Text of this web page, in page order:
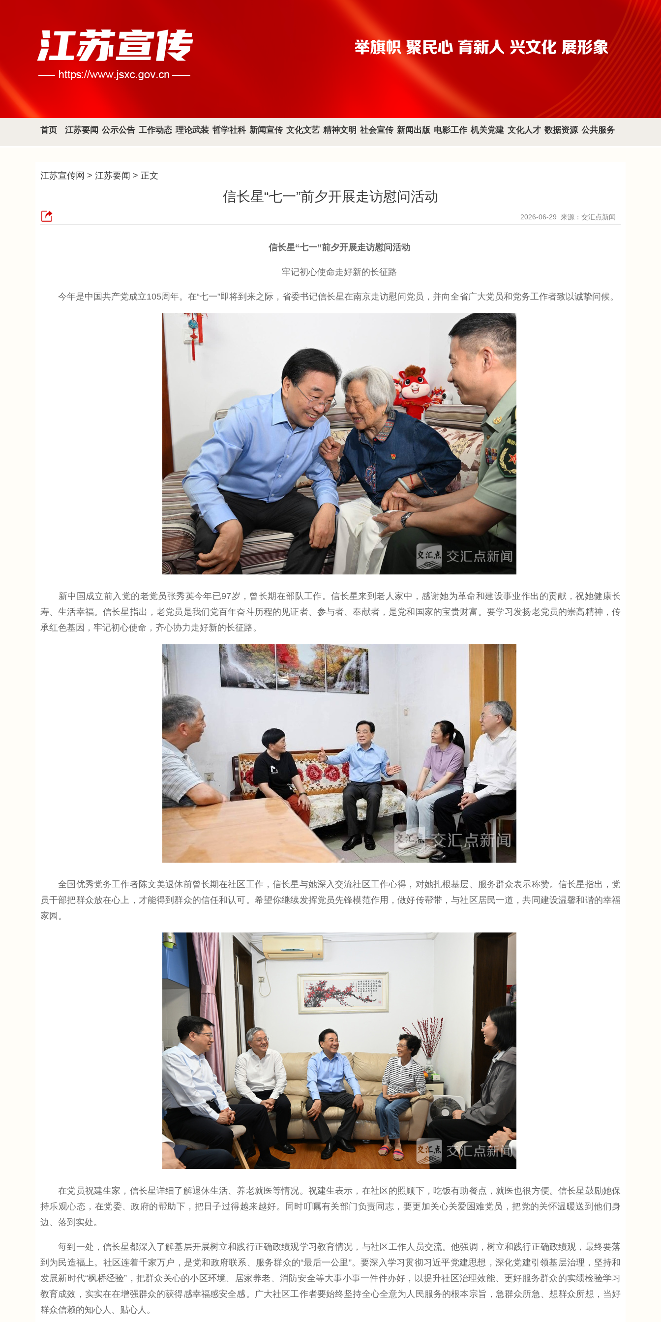
首页 江苏要闻 公示公告 工作动态 理论武装 哲学社科 新闻宣传 文化文艺 精神文明 社会宣传 新闻出版 电影工作 机关党建 文化人才 数据资源 公共服务
江苏宣传网 > 江苏要闻 > 正文
信长星“七一”前夕开展走访慰问活动
2026-06-29 来源：交汇点新闻
信长星“七一”前夕开展走访慰问活动
牢记初心使命走好新的长征路
今年是中国共产党成立105周年。在“七一”即将到来之际，省委书记信长星在南京走访慰问党员，并向全省广大党员和党务工作者致以诚挚问候。
新中国成立前入党的老党员张秀英今年已97岁，曾长期在部队工作。信长星来到老人家中，感谢她为革命和建设事业作出的贡献，祝她健康长
寿、生活幸福。信长星指出，老党员是我们党百年奋斗历程的见证者、参与者、奉献者，是党和国家的宝贵财富。要学习发扬老党员的崇高精神，传
承红色基因，牢记初心使命，齐心协力走好新的长征路。
全国优秀党务工作者陈文美退休前曾长期在社区工作，信长星与她深入交流社区工作心得，对她扎根基层、服务群众表示称赞。信长星指出，党
员干部把群众放在心上，才能得到群众的信任和认可。希望你继续发挥党员先锋模范作用，做好传帮带，与社区居民一道，共同建设温馨和谐的幸福
家园。
在党员祝建生家，信长星详细了解退休生活、养老就医等情况。祝建生表示，在社区的照顾下，吃饭有助餐点，就医也很方便。信长星鼓励她保
持乐观心态，在党委、政府的帮助下，把日子过得越来越好。同时叮嘱有关部门负责同志，要更加关心关爱困难党员，把党的关怀温暖送到他们身
边、落到实处。
每到一处，信长星都深入了解基层开展树立和践行正确政绩观学习教育情况，与社区工作人员交流。他强调，树立和践行正确政绩观，最终要落
到为民造福上。社区连着千家万户，是党和政府联系、服务群众的“最后一公里”。要深入学习贯彻习近平党建思想，深化党建引领基层治理，坚持和
发展新时代“枫桥经验”，把群众关心的小区环境、居家养老、消防安全等大事小事一件件办好，以提升社区治理效能、更好服务群众的实绩检验学习
教育成效，实实在在增强群众的获得感幸福感安全感。广大社区工作者要始终坚持全心全意为人民服务的根本宗旨，急群众所急、想群众所想，当好
群众信赖的知心人、贴心人。